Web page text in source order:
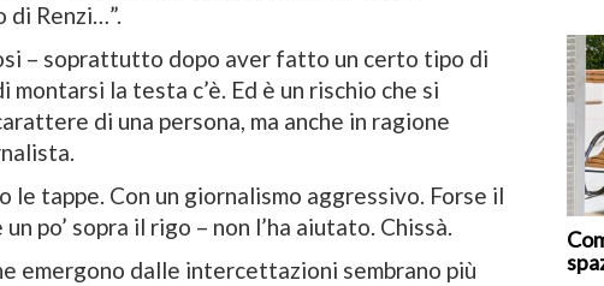
di Renzi…”.
– soprattutto dopo aver fatto un certo tipo di
montarsi la testa c’è. Ed è un rischio che si
di una persona, ma anche in ragione
le tappe. Con un giornalismo aggressivo. Forse il
po’ sopra il rigo – non l’ha aiutato. Chissà.
emergono dalle intercettazioni sembrano più